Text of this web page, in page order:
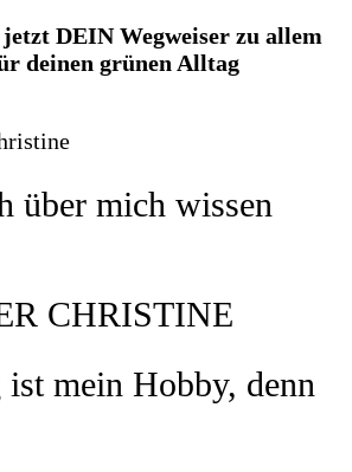
DEIN Wegweiser zu allem
deinen grünen Alltag
über mich wissen
CHRISTINE
mein Hobby, denn